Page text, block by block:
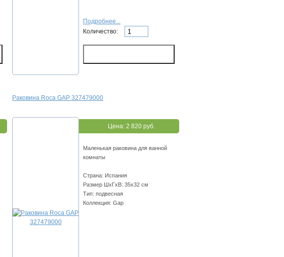
Подробнее...
Количество:
Раковина Roca GAP 327479000
Цена: 2 820 руб.
Маленькая раковина для ванной
комнаты
Страна: Испания
Размер ШхГхВ: 35х32 см
Тип: подвесная
Коллекция: Gap